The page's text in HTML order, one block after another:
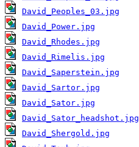
David_Peoples_03.jpg
David_Power.jpg
David_Rhodes.jpg
David_Rimelis.jpg
David_Saperstein.jpg
David_Sartor.jpg
David_Sator.jpg
David_Sator_headshot.jpg
David_Shergold.jpg